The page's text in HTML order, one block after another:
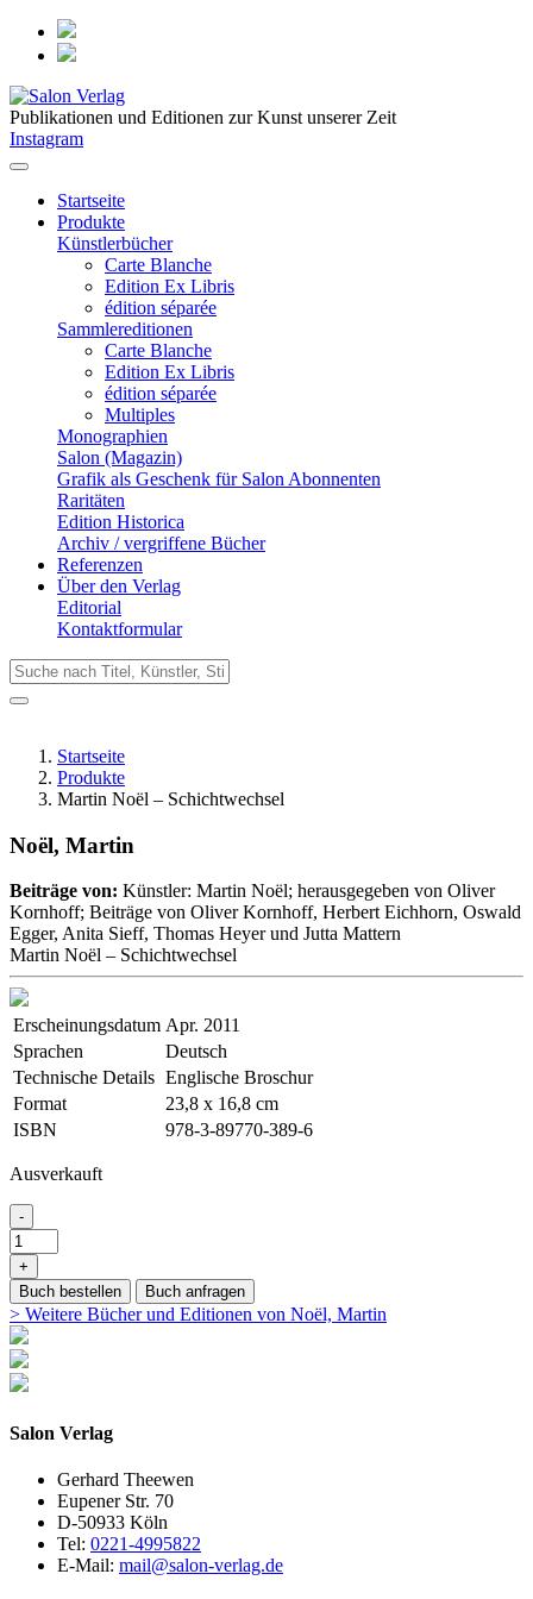
Publikationen und Editionen zur Kunst unserer Zeit
Instagram
Startseite
Produkte
Künstlerbücher
Carte Blanche
Edition Ex Libris
édition séparée
Sammlereditionen
Carte Blanche
Edition Ex Libris
édition séparée
Multiples
Monographien
Salon (Magazin)
Grafik als Geschenk für Salon Abonnenten
Raritäten
Edition Historica
Archiv / vergriffene Bücher
Referenzen
Über den Verlag
Editorial
Kontaktformular
Startseite
Produkte
Martin Noël – Schichtwechsel
Noël, Martin
Beiträge von: Künstler: Martin Noël; herausgegeben von Oliver
Kornhoff; Beiträge von Oliver Kornhoff, Herbert Eichhorn, Oswald
Egger, Anita Sieff, Thomas Heyer und Jutta Mattern
Martin Noël – Schichtwechsel
Erscheinungsdatum Apr. 2011
Sprachen
Deutsch
Technische Details Englische Broschur
Format
23,8 x 16,8 cm
ISBN
978-3-89770-389-6
Ausverkauft
-
+
Buch bestellen
Buch anfragen
> Weitere Bücher und Editionen von Noël, Martin
Salon Verlag
Gerhard Theewen
Eupener Str. 70
D-50933 Köln
Tel: 0221-4995822
E-Mail: mail@salon-verlag.de